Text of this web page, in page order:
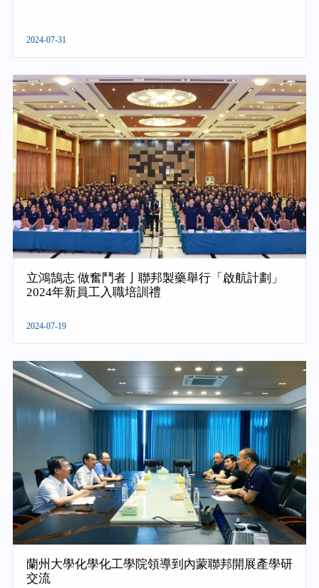
2024-07-31
立鴻鵠志 做奮鬥者亅聯邦製藥舉行「啟航計劃」
2024年新員工入職培訓禮
2024-07-19
蘭州大學化學化工學院領導到內蒙聯邦開展產學研
交流